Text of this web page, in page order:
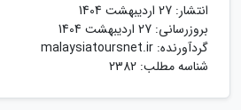
انتشار: 27 اردیبهشت 1404
بروزرسانی: 27 اردیبهشت 1404
گردآورنده: malaysiatoursnet.ir
شناسه مطلب: 2382